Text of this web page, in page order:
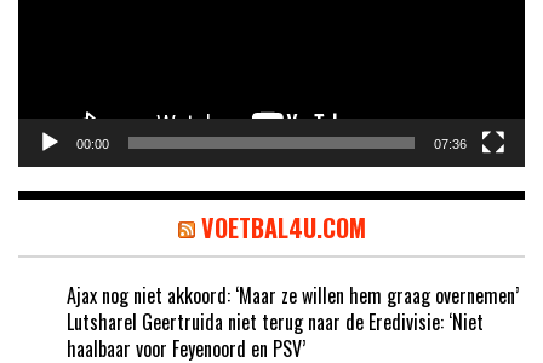
00:00 07:36
VOETBAL4U.COM
Ajax nog niet akkoord: ‘Maar ze willen hem graag overnemen’
Lutsharel Geertruida niet terug naar de Eredivisie: ‘Niet
haalbaar voor Feyenoord en PSV’